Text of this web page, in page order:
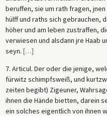
beruffen, sie um rath fragen,
hülff und raths sich gebrauchen,
höher und am leben zustraffen,
verwiesen und alsdann jre Haab
seyn. […]
7. Articul. Der oder die jenige,
fürwitz schimpfsweiß, und
zeiten begibt) Zigeuner,
ihnen die Hände bietten, darein
ein solches eigentlich von ihnen